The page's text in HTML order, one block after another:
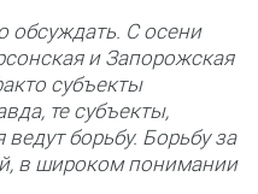
обсуждать. С осени
и Запорожская
субъекты
те субъекты,
борьбу. Борьбу за
в широком понимании